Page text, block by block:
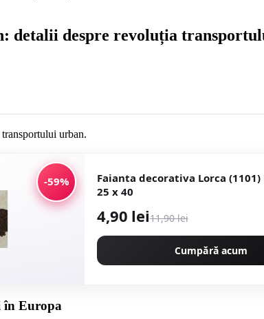
detalii despre revoluția
-59%
Faianta decorativa Lorca (1101)
25 x 40
4,90 lei11,90 lei
Cumpără acum
în Europa